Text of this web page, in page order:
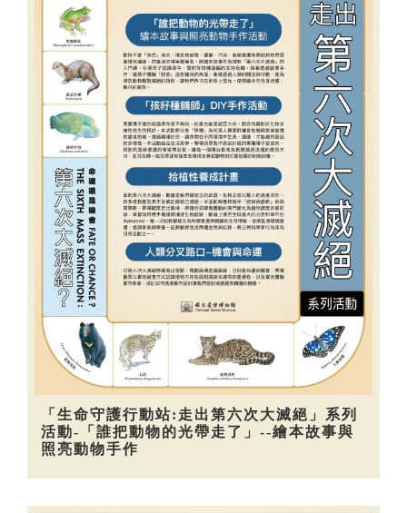
「生命守護行動站:走出第六次大滅絕」系列
活動-「誰把動物的光帶走了」--繪本故事與
照亮動物手作